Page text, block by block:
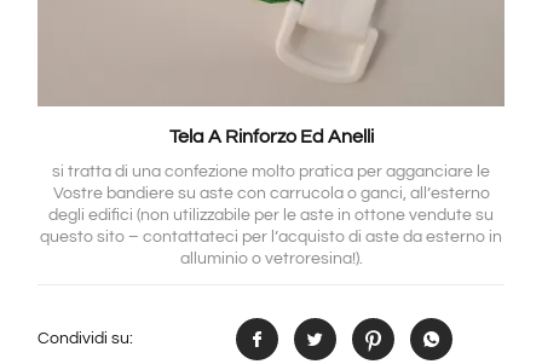
Tela A Rinforzo Ed Anelli
si tratta di una confezione molto pratica per agganciare le
Vostre bandiere su aste con carrucola o ganci, all’esterno
degli edifici (non utilizzabile per le aste in ottone vendute su
questo sito – contattateci per l’acquisto di aste da esterno in
alluminio o vetroresina!).
Condividi su: